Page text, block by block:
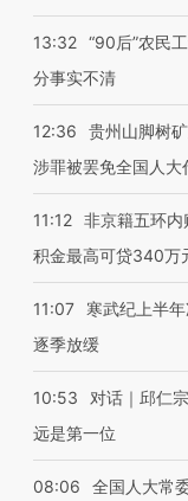
13:32 “90后”农民
分事实不清
12:36
贵州山脚树
涉罪被罢免全国人大
11:12 非京籍五环
积金最高可贷340万
11:07
寒武纪上半
逐季放缓
10:53
对话｜邱仁
远是第一位
08:06
全国人大常